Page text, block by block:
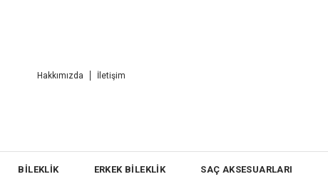
Hakkımızda İletişim
BİLEKLİK ERKEK BİLEKLİK SAÇ AKSESUARLARI